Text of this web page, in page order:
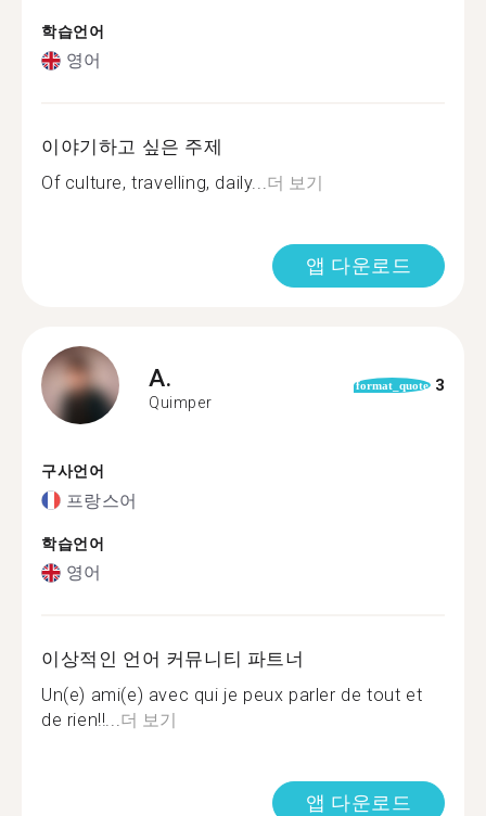
학습언어
영어
이야기하고 싶은 주제
Of culture, travelling, daily...더 보기
앱 다운로드
A.
Quimper
format_quote 3
구사언어
프랑스어
학습언어
영어
이상적인 언어 커뮤니티 파트너
Un(e) ami(e) avec qui je peux parler de tout et
de rien!!...더 보기
앱 다운로드